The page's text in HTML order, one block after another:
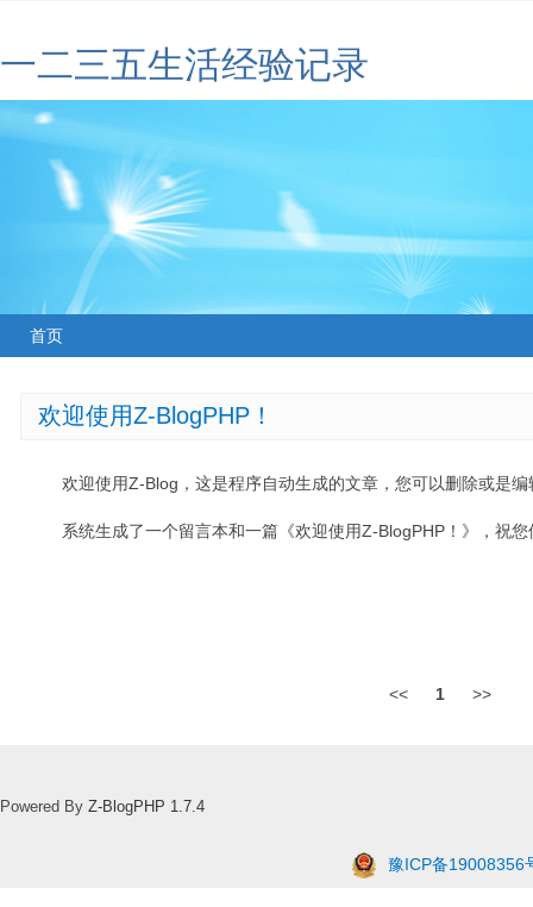
一二三五生活经验记录
首页
欢迎使用Z-BlogPHP！
欢迎使用Z-Blog，这是程序自动生成的文章，您可以删除或是编
系统生成了一个留言本和一篇《欢迎使用Z-BlogPHP！》，祝
<< 1 >>
Powered By Z-BlogPHP 1.7.4
豫ICP备19008356